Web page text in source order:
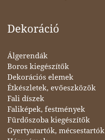
Dekoráció
Álgerendák
Boros kiegészítők
Dekorációs elemek
Étkészletek, evőeszközök
Fali díszek
Faliképek, festmények
Fürdőszoba kiegészítők
Gyertyatartók, mécsestartók